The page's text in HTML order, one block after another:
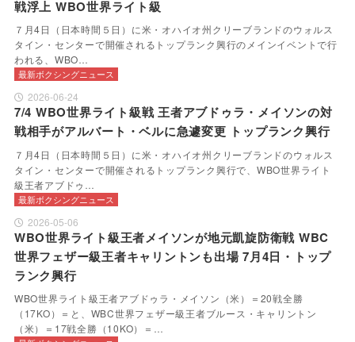
戦浮上 WBO世界ライト級
７月4日（日本時間５日）に米・オハイオ州クリーブランドのウォルス
タイン・センターで開催されるトップランク興行のメインイベントで行
われる、WBO…
最新ボクシングニュース
2026-06-24
7/4 WBO世界ライト級戦 王者アブドゥラ・メイソンの対
戦相手がアルバート・ベルに急遽変更 トップランク興行
７月4日（日本時間５日）に米・オハイオ州クリーブランドのウォルス
タイン・センターで開催されるトップランク興行で、WBO世界ライト
級王者アブドゥ…
最新ボクシングニュース
2026-05-06
WBO世界ライト級王者メイソンが地元凱旋防衛戦 WBC
世界フェザー級王者キャリントンも出場 7月4日・トップ
ランク興行
WBO世界ライト級王者アブドゥラ・メイソン（米）＝20戦全勝
（17KO）＝と、WBC世界フェザー級王者ブルース・キャリントン
（米）＝17戦全勝（10KO）＝…